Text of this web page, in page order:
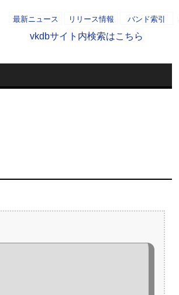
最新ニュース リリース情報 バンド索引
vkdbサイト内検索はこちら